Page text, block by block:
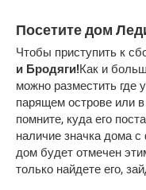
Посетите дом
Чтобы приступить к
и Бродяги!Как и
можно разместить где
парящем острове или
помните, куда его
наличие значка дома
дом будет отмечен
только найдете его,